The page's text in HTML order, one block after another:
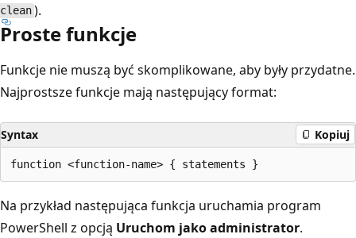
clean).
Proste funkcje
Funkcje nie muszą być skomplikowane, aby były przydatne.
Najprostsze funkcje mają następujący format:
Syntax Kopiuj
Na przykład następująca funkcja uruchamia program
PowerShell z opcją Uruchom jako administrator.